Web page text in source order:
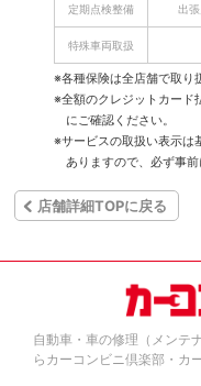
定期点検整備 出
特殊車両取扱
※各種保険は全店舗で取り
※全額のクレジットカード
にご確認ください。
※サービスの取扱い表示は
ありますので、必ず事
店舗詳細TOPに戻る
自動車・車の修理（メンテ
らカーコンビニ倶楽部・カ